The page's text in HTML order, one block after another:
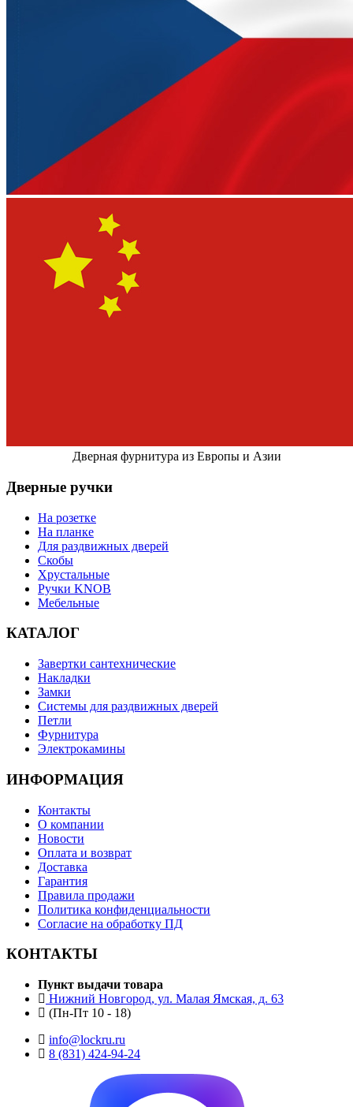
Дверная фурнитура из Европы и Азии
Дверные ручки
На розетке
На планке
Для раздвижных дверей
Скобы
Хрустальные
Ручки KNOB
Мебельные
КАТАЛОГ
Завертки сантехнические
Накладки
Замки
Системы для раздвижных дверей
Петли
Фурнитура
Электрокамины
ИНФОРМАЦИЯ
Контакты
О компании
Новости
Оплата и возврат
Доставка
Гарантия
Правила продажи
Политика конфиденциальности
Согласие на обработку ПД
КОНТАКТЫ
Пункт выдачи товара
Нижний Новгород, ул. Малая Ямская, д. 63
(Пн-Пт 10 - 18)
info@lockru.ru
8 (831) 424-94-24